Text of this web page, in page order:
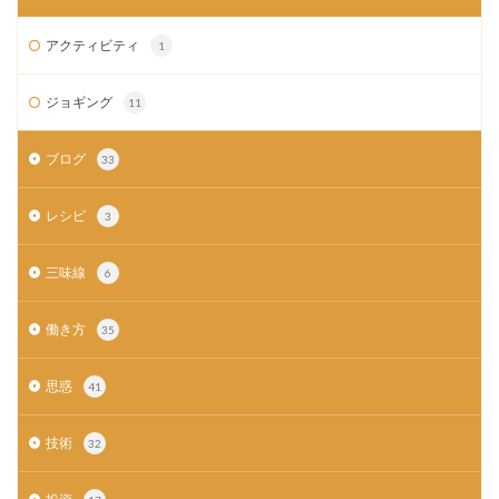
アクティビティ 1
ジョギング 11
ブログ 33
レシピ 3
三味線 6
働き方 35
思惑 41
技術 32